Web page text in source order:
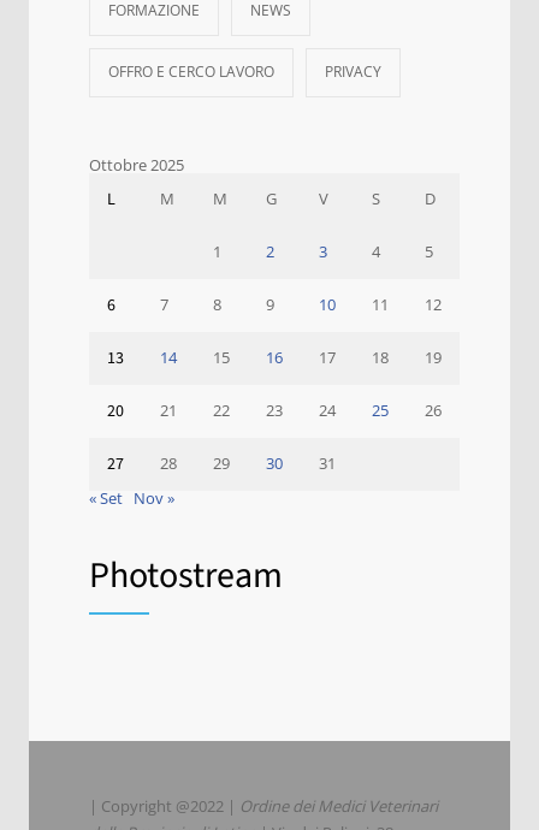
FORMAZIONE NEWS
OFFRO E CERCO LAVORO PRIVACY
Ottobre 2025
L M M G V S D
1 2 3 4 5
6 7 8 9 10 11 12
13 14 15 16 17 18 19
20 21 22 23 24 25 26
27 28 29 30
31
« Set Nov »
Photostream
| Copyright @2022 | Ordine dei Medici Veterinari